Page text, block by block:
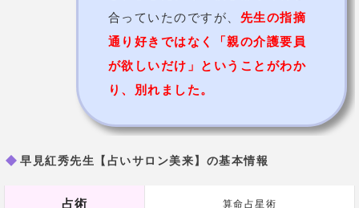
早見紅秀先生【占いサロン美来】の基本情報
算命占星術
※延長30分毎1,000円